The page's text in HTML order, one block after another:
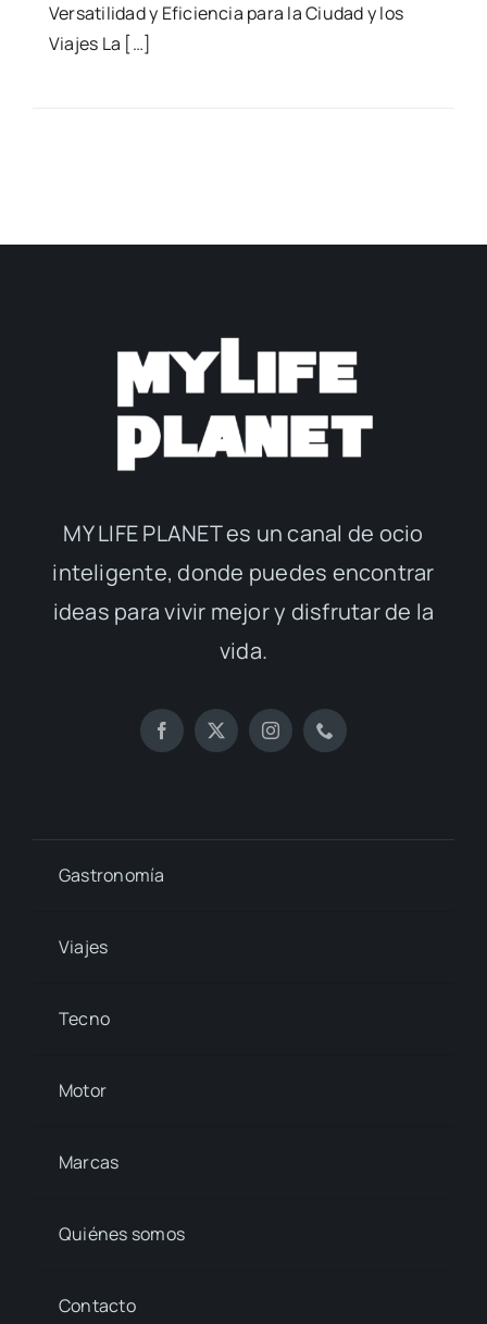
Versatilidad y Eficiencia para la Ciudad y los
Viajes La […]
MY LIFE PLANET es un canal de ocio
inteligente, donde puedes encontrar
ideas para vivir mejor y disfrutar de la
vida.
Gastronomía
Viajes
Tecno
Motor
Marcas
Quiénes somos
Contacto